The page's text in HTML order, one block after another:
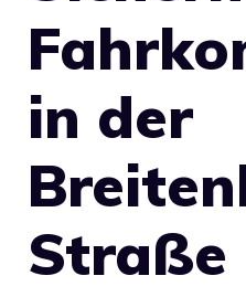
in der
Straße